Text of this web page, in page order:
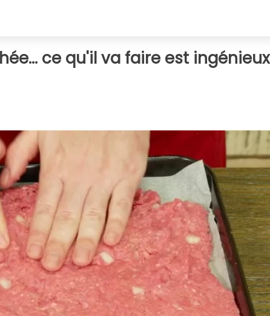
ce qu'il va faire est ingénieux